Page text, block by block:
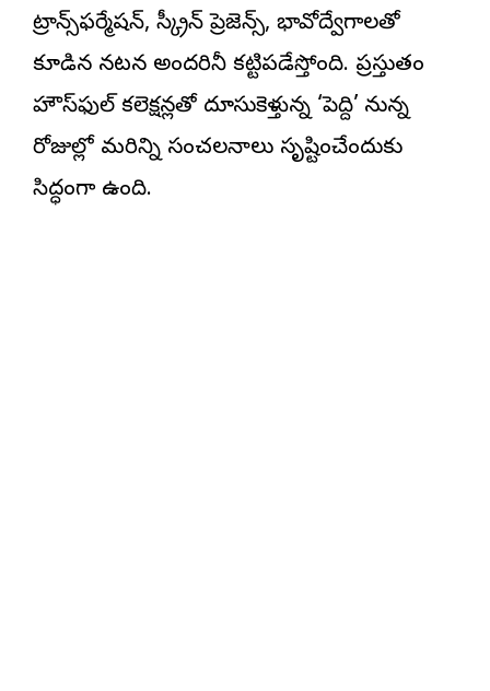
ట్రాన్స్‌ఫర్మేషన్, స్క్రీన్ ప్రెజెన్స్, భావోద్వేగాలతో
కూడిన నటన అందరినీ కట్టిపడేస్తోంది. ప్రస్తుతం
హౌస్‌ఫుల్ కలెక్షన్లతో దూసుకెళ్తున్న ‘పెద్ది’ రానున్న
రోజుల్లో మరిన్ని సంచలనాలు సృష్టించేందుకు
సిద్ధంగా ఉంది.